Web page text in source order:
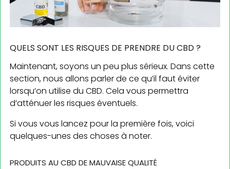
QUELS SONT LES RISQUES DE PRENDRE DU CBD ?
Maintenant, soyons un peu plus sérieux. Dans cette
section, nous allons parler de ce qu’il faut éviter
lorsqu’on utilise du CBD. Cela vous permettra
d’atténuer les risques éventuels.
Si vous vous lancez pour la première fois, voici
quelques-unes des choses à noter.
PRODUITS AU CBD DE MAUVAISE QUALITÉ